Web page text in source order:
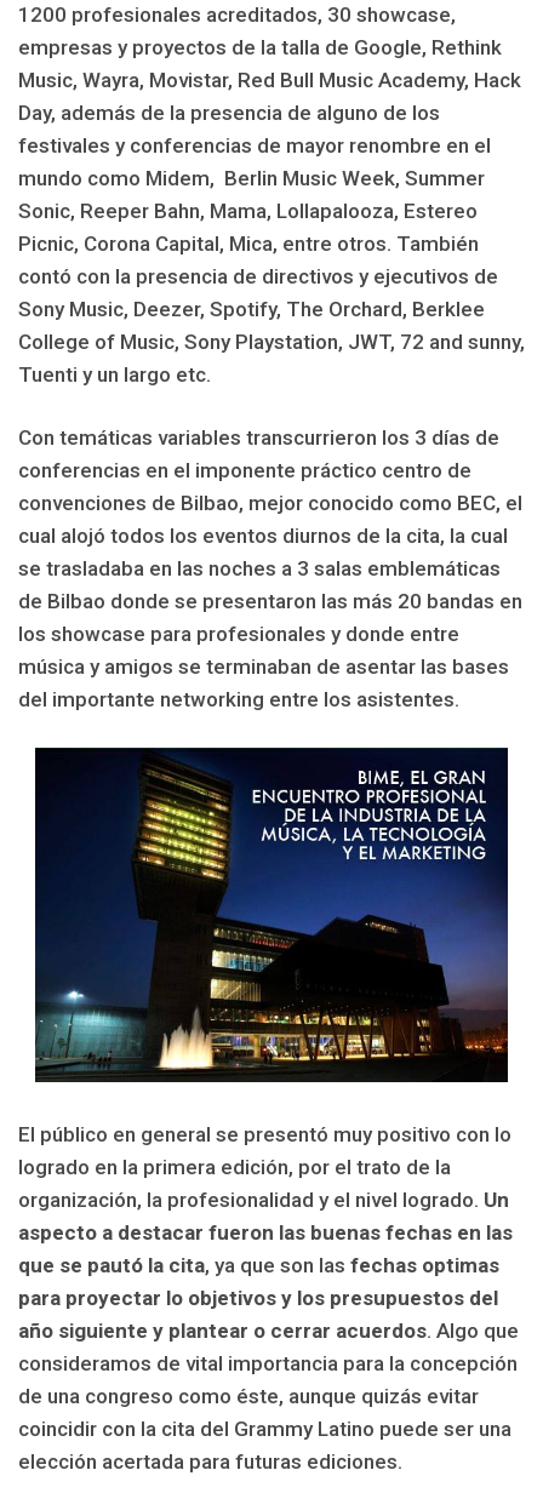
1200 profesionales acreditados, 30 showcase,
empresas y proyectos de la talla de Google, Rethink
Music, Wayra, Movistar, Red Bull Music Academy, Hack
Day, además de la presencia de alguno de los
festivales y conferencias de mayor renombre en el
mundo como Midem, Berlin Music Week, Summer
Sonic, Reeper Bahn, Mama, Lollapalooza, Estereo
Picnic, Corona Capital, Mica, entre otros. También
contó con la presencia de directivos y ejecutivos de
Sony Music, Deezer, Spotify, The Orchard, Berklee
College of Music, Sony Playstation, JWT, 72 and sunny,
Tuenti y un largo etc.
Con temáticas variables transcurrieron los 3 días de
conferencias en el imponente práctico centro de
convenciones de Bilbao, mejor conocido como BEC, el
cual alojó todos los eventos diurnos de la cita, la cual
se trasladaba en las noches a 3 salas emblemáticas
de Bilbao donde se presentaron las más 20 bandas en
los showcase para profesionales y donde entre
música y amigos se terminaban de asentar las bases
del importante networking entre los asistentes.
El público en general se presentó muy positivo con lo
logrado en la primera edición, por el trato de la
organización, la profesionalidad y el nivel logrado. Un
aspecto a destacar fueron las buenas fechas en las
que se pautó la cita, ya que son las fechas optimas
para proyectar lo objetivos y los presupuestos del
año siguiente y plantear o cerrar acuerdos. Algo que
consideramos de vital importancia para la concepción
de una congreso como éste, aunque quizás evitar
coincidir con la cita del Grammy Latino puede ser una
elección acertada para futuras ediciones.